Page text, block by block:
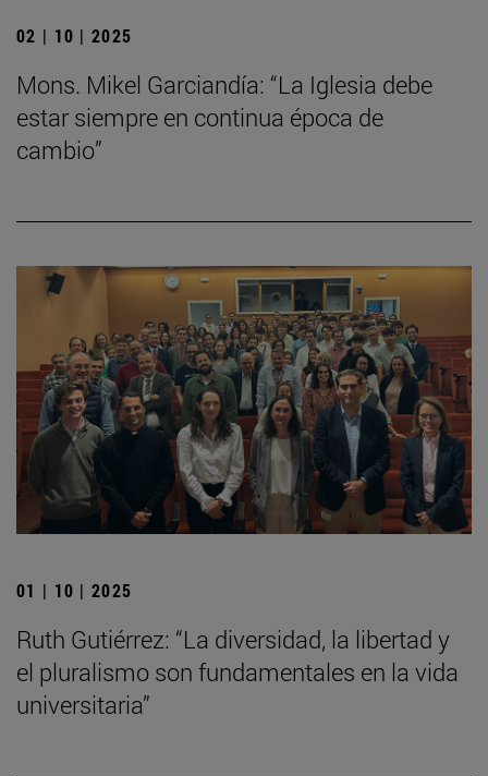
02 | 10 | 2025
Mons. Mikel Garciandía: “La Iglesia debe
estar siempre en continua época de
cambio”
01 | 10 | 2025
Ruth Gutiérrez: “La diversidad, la libertad y
el pluralismo son fundamentales en la vida
universitaria”